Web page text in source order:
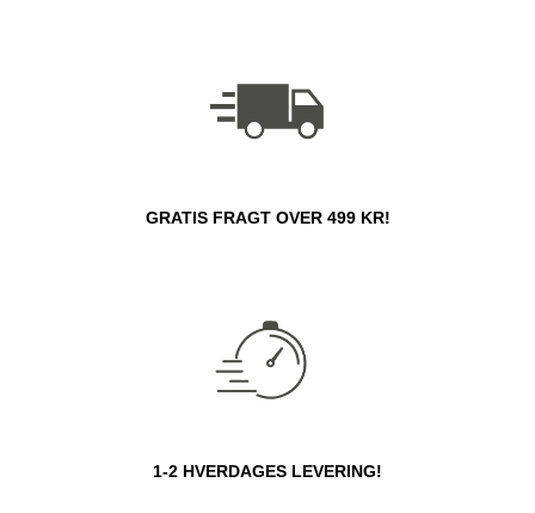
GRATIS FRAGT OVER 499 KR!
1-2 HVERDAGES LEVERING!